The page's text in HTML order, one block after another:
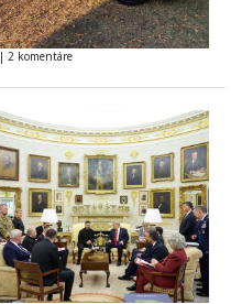
| 2 komentáre